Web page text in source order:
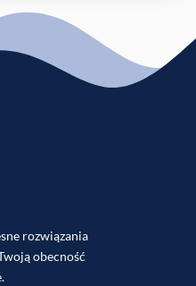
rozwiązania
obecność